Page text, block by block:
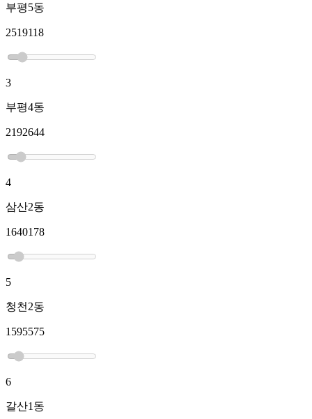
부평5동
2519118
3
부평4동
2192644
4
삼산2동
1640178
5
청천2동
1595575
6
갈산1동